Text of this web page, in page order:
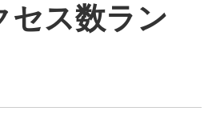
セス数ラン